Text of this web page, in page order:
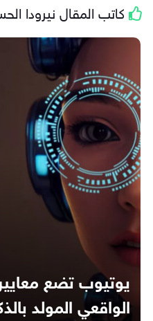
كاتب المقال نيرودا
يوتيوب تضع
الواقعي المولد